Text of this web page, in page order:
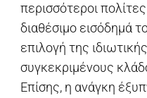
περισσότεροι
διαθέσιμο εισόδημά
επιλογή της
συγκεκριμένους
Επίσης, η ανάγκη